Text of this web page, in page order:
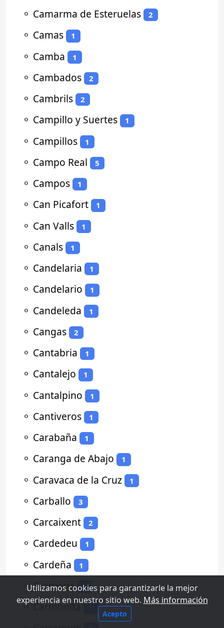
⚬ Camarma de Esteruelas 2
⚬ Camas 1
⚬ Camba 1
⚬ Cambados 2
⚬ Cambrils 2
⚬ Campillo y Suertes 1
⚬ Campillos 1
⚬ Campo Real 5
⚬ Campos 1
⚬ Can Picafort 1
⚬ Can Valls 1
⚬ Canals 1
⚬ Candelaria 1
⚬ Candelario 1
⚬ Candeleda 1
⚬ Cangas 2
⚬ Cantabria 1
⚬ Cantalejo 1
⚬ Cantalpino 1
⚬ Cantiveros 1
⚬ Carabaña 1
⚬ Caranga de Abajo 1
⚬ Caravaca de la Cruz 1
⚬ Carballo 3
⚬ Carcaixent 2
⚬ Cardedeu 1
⚬ Cardeña 1
⚬Carmona 1
⚬Carmonita
Utilizamos cookies para garantizarle la mejor
experiencia en nuestro sitio web. Más información
Acepto